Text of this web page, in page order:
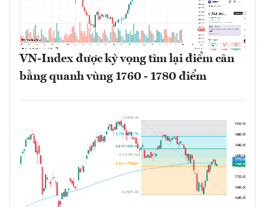
VN-Index được kỳ vọng tìm lại điểm cân
bằng quanh vùng 1760 - 1780 điểm